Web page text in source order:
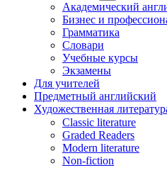
Академический
Бизнес и
Грамматика
Словари
Учебные курсы
Экзамены
Для учителей
Предметный английский
Художественная
Classic literature
Graded Readers
Modern literature
Non-fiction